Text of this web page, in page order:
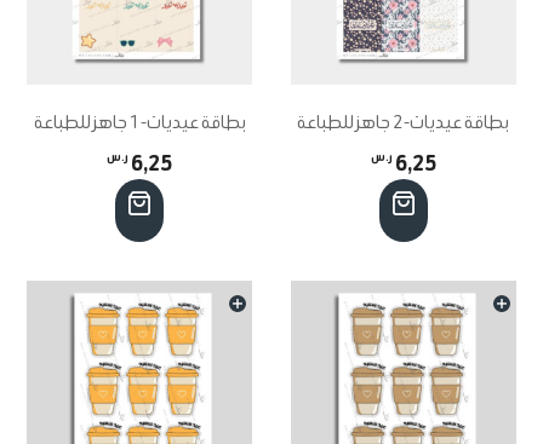
بطاقة عيديات-2 جاهز للطباعة
6,25 ر.س
بطاقة عيديات-1 جاهز للطباعة
6,25 ر.س